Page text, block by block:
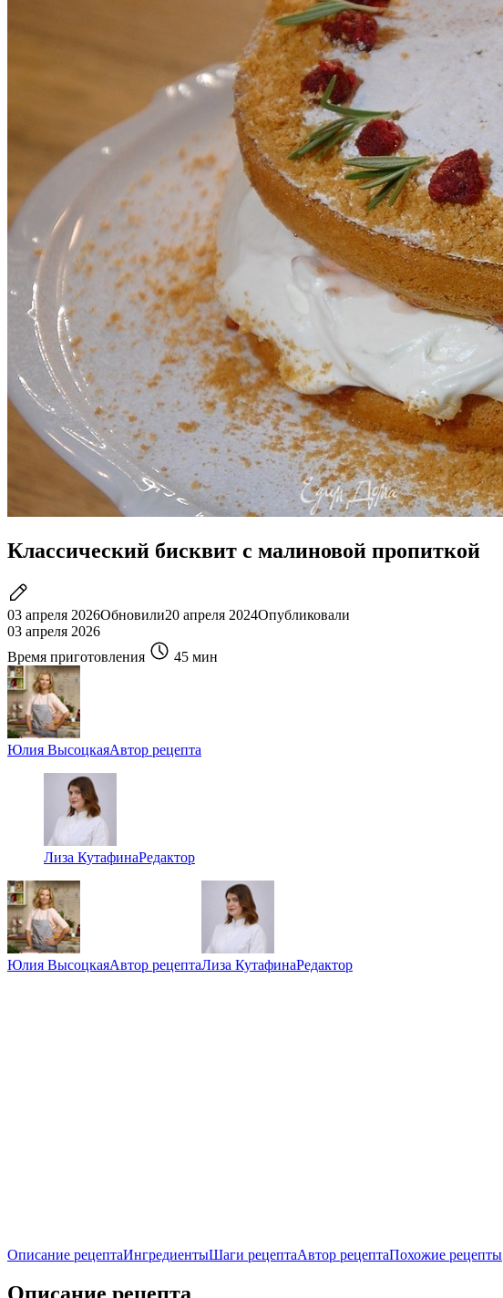
Классический бисквит с малиновой пропиткой
03 апреля 2026Обновили20 апреля 2024Опубликовали
03 апреля 2026
Время приготовления
45 мин
Юлия ВысоцкаяАвтор рецепта
Лиза КутафинаРедактор
Юлия ВысоцкаяАвтор рецептаЛиза КутафинаРедактор
Описание рецептаИнгредиентыШаги рецептаАвтор рецептаПохожие рецепты
Описание рецепта